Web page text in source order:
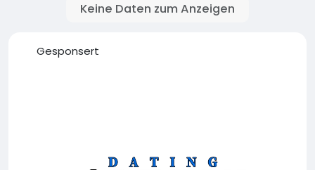
Keine Daten zum Anzeigen
Gesponsert